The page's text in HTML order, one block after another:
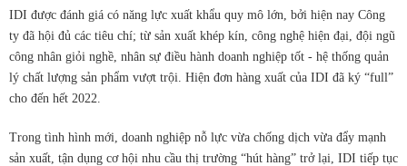
IDI được đánh giá có năng lực xuất khẩu quy mô lớn, bởi hiện nay Công
ty đã hội đủ các tiêu chí; từ sản xuất khép kín, công nghệ hiện đại, đội ngũ
công nhân giỏi nghề, nhân sự điều hành doanh nghiệp tốt - hệ thống quản
lý chất lượng sản phẩm vượt trội. Hiện đơn hàng xuất của IDI đã ký “full”
cho đến hết 2022.
Trong tình hình mới, doanh nghiệp nỗ lực vừa chống dịch vừa đẩy mạnh
sản xuất, tận dụng cơ hội nhu cầu thị trường “hút hàng” trở lại, IDI tiếp tục